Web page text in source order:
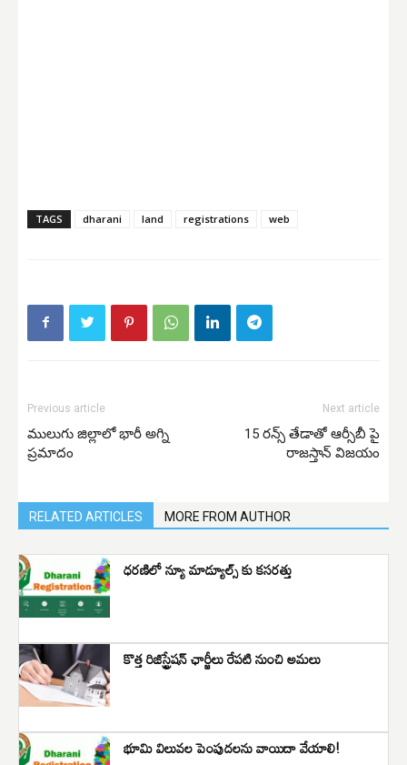
TAGS dharani land registrations web
Previous article
ములుగు జిల్లాలో భారీ అగ్ని
ప్రమాదం
Next article
15 రన్స్ తేడాతో ఆర్సీబీ పై
రాజస్తాన్ విజయం
RELATED ARTICLES MORE FROM AUTHOR
ధరణిలో న్యూ మాడ్యూల్స్ కు కసరత్తు
కొత్త రిజిస్ట్రేషన్ ఛార్జీలు రేపటి నుంచి అమలు
భూమి విలువ‌ల పెంపుద‌లను వాయిదా వేయాలి!